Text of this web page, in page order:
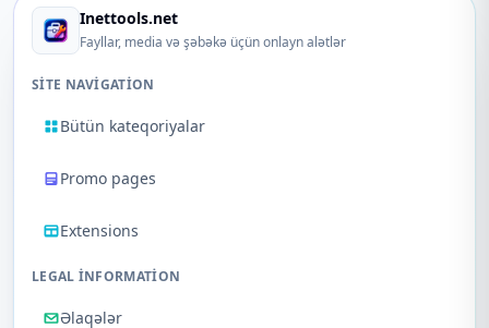
Inettools.net
Fayllar, media və şəbəkə üçün onlayn alətlər
SITE NAVIGATION
Bütün kateqoriyalar
Promo pages
Extensions
LEGAL INFORMATION
Əlaqələr